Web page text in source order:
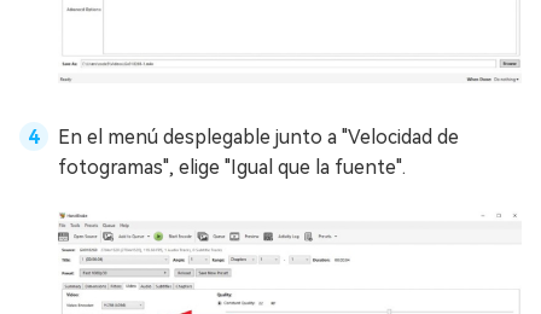
En el menú desplegable junto a "Velocidad de
fotogramas", elige "Igual que la fuente".